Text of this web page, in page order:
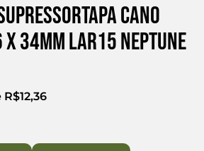
Cano
34mm LAr15 Neptune
R$12,36